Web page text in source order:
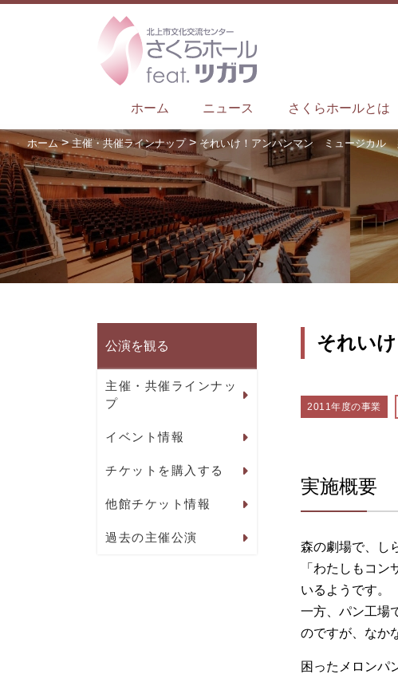
ホーム ニュース さくらホールとは
ホーム>主催・共催ラインナップ> それいけ！アンパンマン ミュージカル
公演を観る
主催・共催ラインナッ
プ
イベント情報
チケットを購入する
他館チケット情報
過去の主催公演
それい
2011年度の事業
実施概要
森の劇場で、し
「わたしもコ
いるようです。
一方、パン工場
のですが、なか
困ったメロンパ